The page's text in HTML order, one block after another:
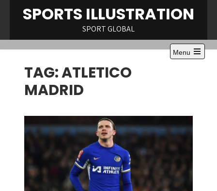
SPORTS ILLUSTRATION
SPORT GLOBAL
Menu
Open
TAG:ATLETICO
MADRID